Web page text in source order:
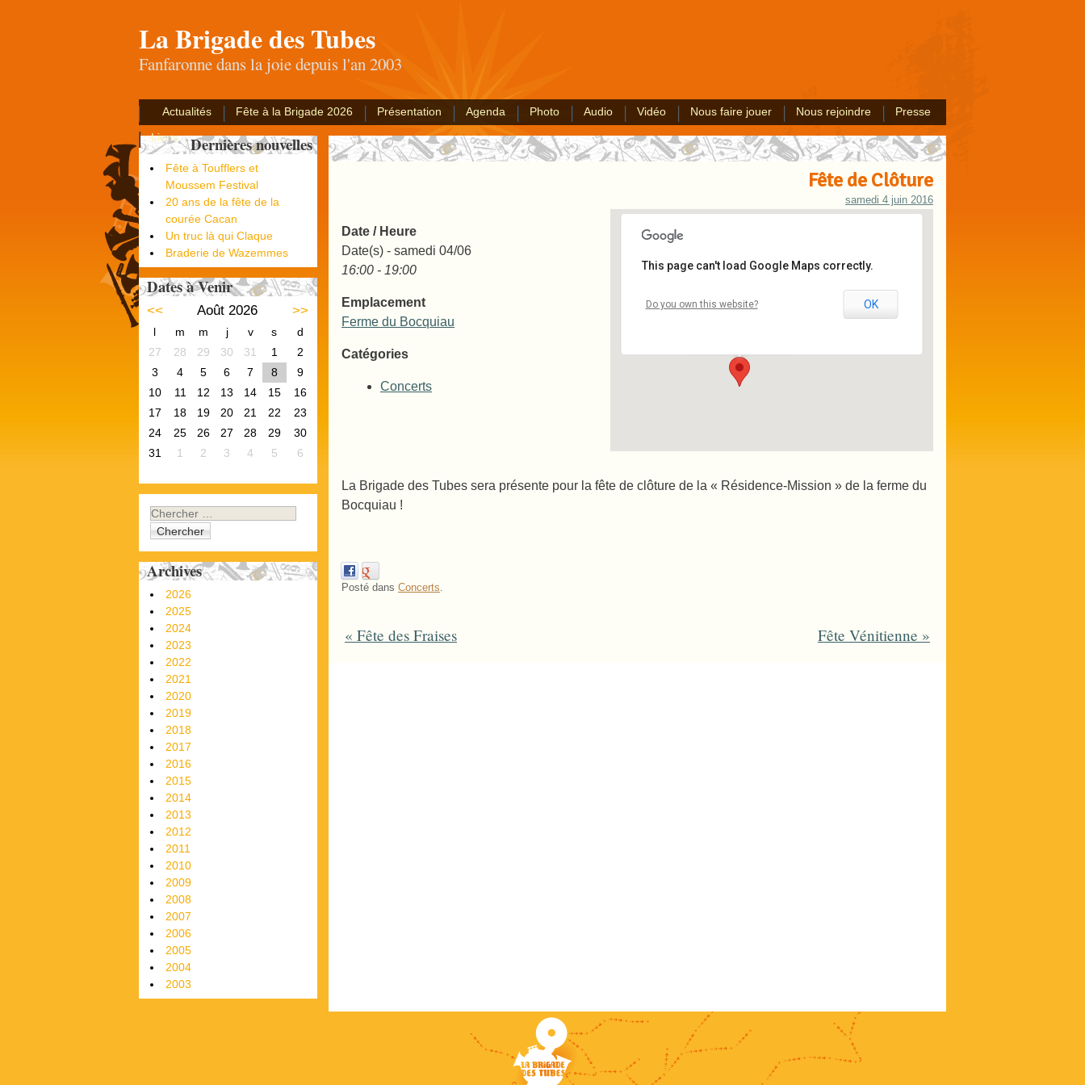
La Brigade des Tubes
Fanfaronne dans la joie depuis l'an 2003
Actualités Fête à la Brigade 2026 Présentation Agenda Photo Audio Vidéo Nous faire jouer Nous rejoindre
Presse
Liens
Fête de Clôture
samedi 4 juin 2016
Ferme du Bocquiau
This page can't load Google Maps correctly.
Do you own this website? OK
Date / Heure
Date(s) - samedi 04/06
16:00 - 19:00
Emplacement
Ferme du Bocquiau
Catégories
Concerts
La Brigade des Tubes sera présente pour la fête de clôture de la « Résidence-Mission » de la ferme du
Bocquiau !
Posté dans Concerts.
Post navigation
« Fête des Fraises Fête Vénitienne »
Dernières nouvelles
Fête à Toufflers et
Moussem Festival
20 ans de la fête de la
courée Cacan
Un truc là qui Claque
Braderie de Wazemmes
Dates à Venir
<< Août 2026 >>
l m m j v s
d
27
28 29 30 31 1
2
3
4 5 6 7 8
9
10
11 12 13 14 15
16
17
18 19 20 21 22
23
24
25 26 27 28 29
30
31
1 2 3 4 5 6
Chercher
Archives
2026
2025
2024
2023
2022
2021
2020
2019
2018
2017
2016
2015
2014
2013
2012
2011
2010
2009
2008
2007
2006
2005
2004
2003